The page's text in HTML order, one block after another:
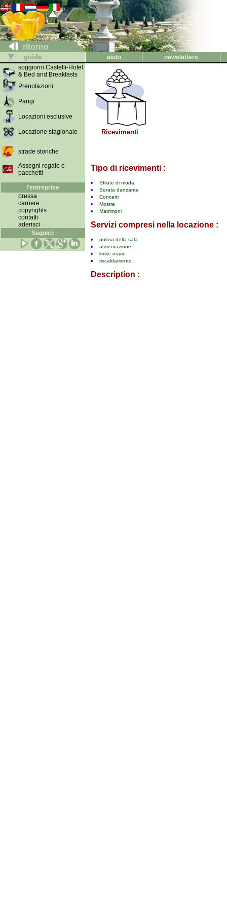
ritorno
guide aiuto
newsletters
soggiorni Castelli-Hotel
& Bed and Breakfasts
Prenotazioni
Parigi
Locazioni esclusive
Locazione stagionale
strade storiche
Assegni regalo e
pacchetti
l'entreprise
pressa
carriere
copyrights
contatti
aderisci
Seguici:
Ricevimenti
Tipo di ricevimenti :
Sfilate di moda
Serata danzante
Concerti
Mostre
Matrimoni
Servizi compresi nella locazione :
pulizia della sala
assicurazione
limite orario
riscaldamento
Description :